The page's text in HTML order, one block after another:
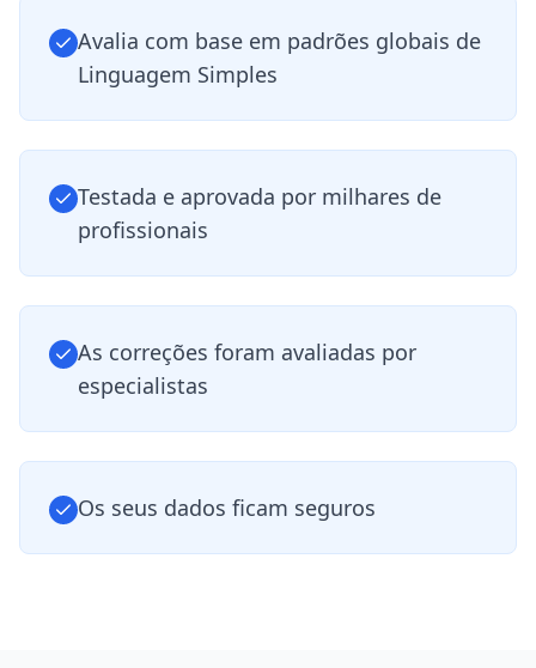
Avalia com base em padrões globais de
Linguagem Simples
Testada e aprovada por milhares de
profissionais
As correções foram avaliadas por
especialistas
Os seus dados ficam seguros